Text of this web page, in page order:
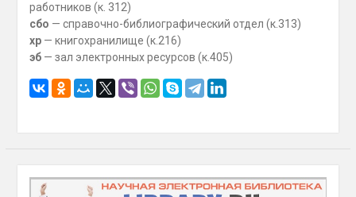
работников (к. 312)
cбо — справочно-библиографический отдел (к.313)
хр— книгохранилище (к.216)
эб— зал электронных ресурсов (к.405)